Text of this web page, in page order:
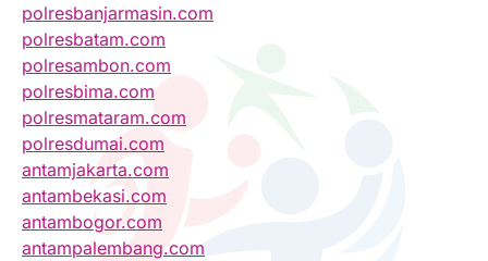
polresbanjarmasin.com
polresbatam.com
polresambon.com
polresbima.com
polresmataram.com
polresdumai.com
antamjakarta.com
antambekasi.com
antambogor.com
antampalembang.com